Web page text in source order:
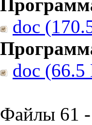
doc
doc (66.5
Файлы 61 -